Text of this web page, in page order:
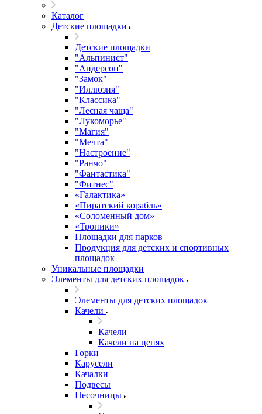
Каталог
Детские площадки
Детские площадки
"Альпинист"
"Андерсон"
"Замок"
"Иллюзия"
"Классика"
"Лесная чаща"
"Лукоморье"
"Магия"
"Мечта"
"Настроение"
"Ранчо"
"Фантастика"
"Фитнес"
«Галактика»
«Пиратский корабль»
«Соломенный дом»
«Тропики»
Площадки для парков
Продукция для детских и спортивных
площадок
Уникальные площадки
Элементы для детских площадок
Элементы для детских площадок
Качели
Качели
Качели на цепях
Горки
Карусели
Качалки
Подвесы
Песочницы